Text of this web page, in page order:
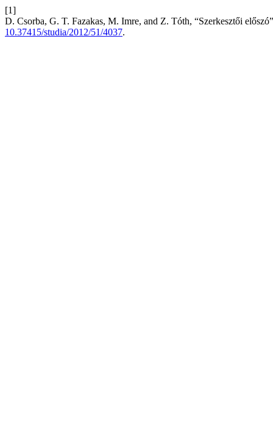
[1]
D. Csorba, G. T. Fazakas, M. Imre, and Z. Tóth, “Szerkesztői
10.37415/studia/2012/51/4037.